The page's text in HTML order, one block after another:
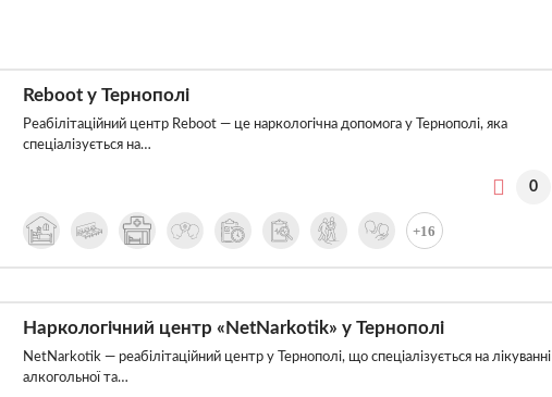
Reboot у Тернополі
Реабілітаційний центр Reboot — це наркологічна допомога у Тернополі, яка
спеціалізується на…
0
+16
Наркологічний центр «NetNarkotik» у Тернополі
NetNarkotik — реабілітаційний центр у Тернополі, що спеціалізується на лікуванні
алкогольної та…